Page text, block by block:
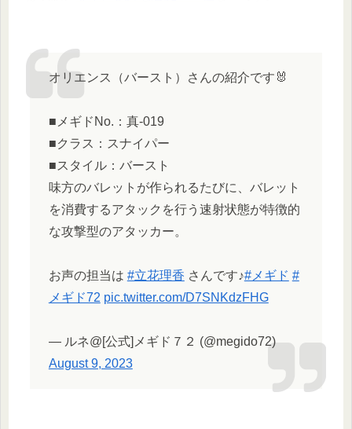
オリエンス（バースト）さんの紹介です🐰
■メギドNo.：真-019
■クラス：スナイパー
■スタイル：バースト
味方のバレットが作られるたびに、バレット
を消費するアタックを行う速射状態が特徴的
な攻撃型のアタッカー。
お声の担当は #立花理香 さんです♪#メギド #
メギド72 pic.twitter.com/D7SNKdzFHG
— ルネ@[公式]メギド７２ (@megido72)
August 9, 2023